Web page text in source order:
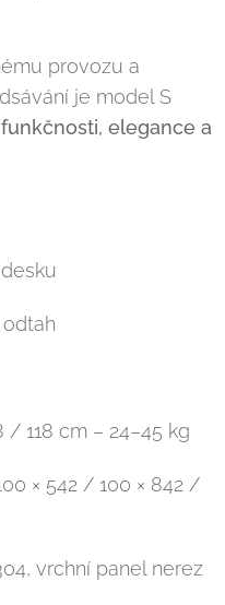
provozu a
je model S
funkčnosti, elegance a
118 cm – 24–45 kg
× 542 / 100 × 842 /
vrchní panel nerez